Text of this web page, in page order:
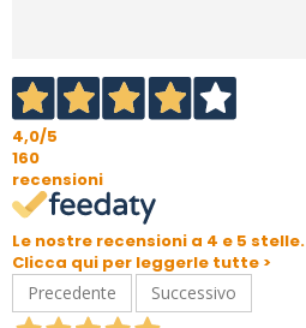
4,0/5
160
recensioni
Le nostre recensioni a 4 e 5 stelle.
Clicca qui per leggerle tutte >
Precedente
Successivo